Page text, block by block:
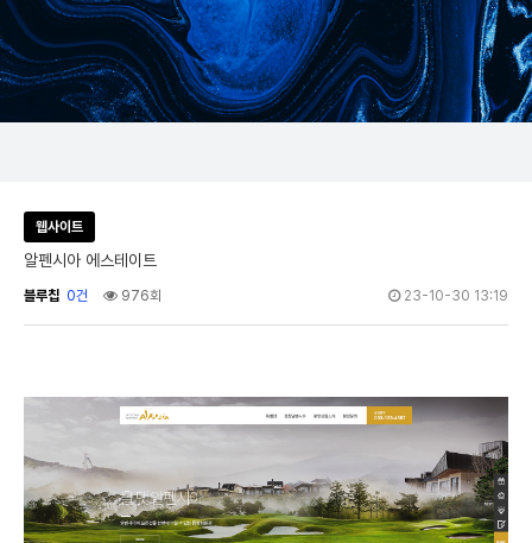
웹사이트
알펜시아 에스테이트
블루칩 0건 976회 23-10-30 13:19